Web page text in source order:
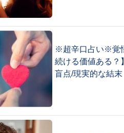
※超辛口占い※覚
続ける価値ある？
盲点/現実的な結末